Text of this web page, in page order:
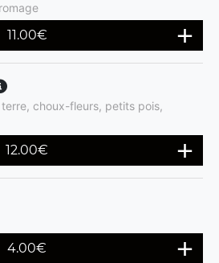
11.00€
choux-fleurs, petits pois,
12.00€
4.00€